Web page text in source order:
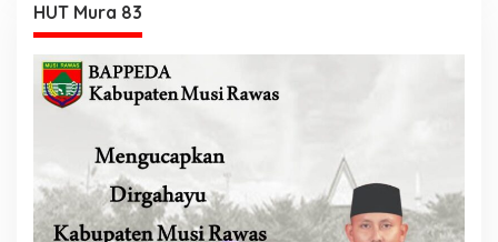
HUT Mura 83